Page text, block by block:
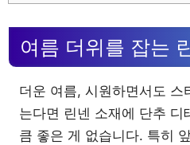
여름 더위를 잡는
더운 여름, 시원하면서도 스
는다면 린넨 소재에 단추 디
큼 좋은 게 없습니다. 특히